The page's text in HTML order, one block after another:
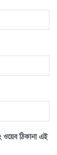
ওয়েব ঠিকানা এই